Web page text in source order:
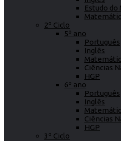
Estudo do
2º Ciclo
5º ano
Português
Inglês
Ciências
HGP
6º ano
Português
Inglês
Ciências
HGP
3º Ciclo